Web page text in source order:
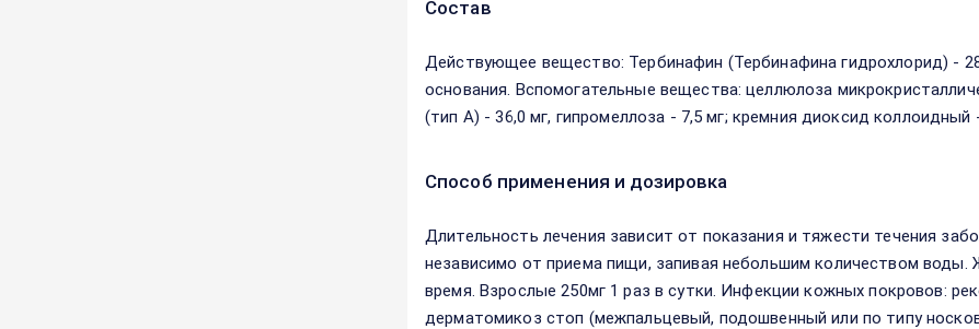
Состав
Действующее вещество: Тербинафин (Тербинафина гидрохлорид) -
основания. Вспомогательные вещества: целлюлоза
(тип А) - 36,0 мг, гипромеллоза - 7,5 мг; кремния диоксид коллоидный
Способ применения и дозировка
Длительность лечения зависит от показания и тяжести течения
независимо от приема пищи, запивая небольшим количеством воды.
время. Взрослые 250мг 1 раз в сутки. Инфекции кожных покровов:
дерматомикоз стоп (межпальцевый, подошвенный или по типу